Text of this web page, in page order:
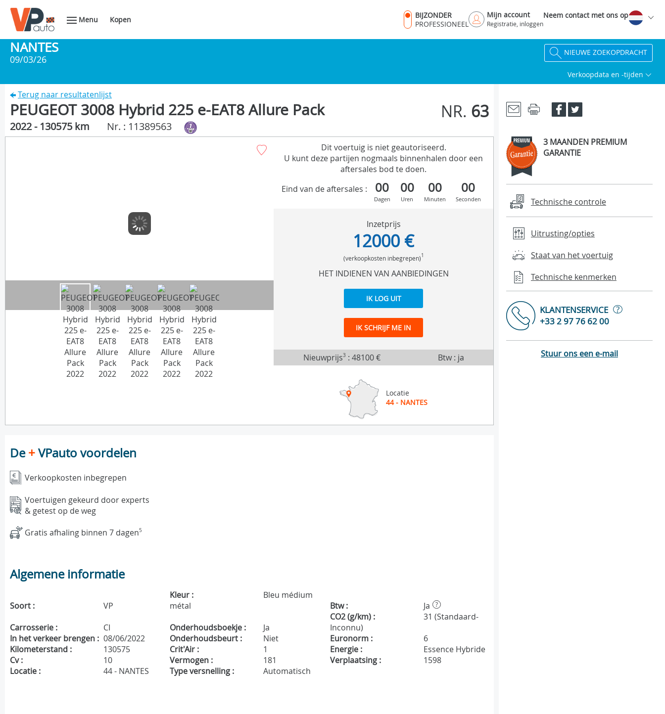
Menu Kopen
BIJZONDER
PROFESSIONEEL
Mijn account
Registratie, inloggen
Neem contact met ons op
NANTES
09/03/26
NIEUWE ZOEKOPDRACHT
Verkoopdata en -tijden
Terug naar resultatenlijst
PEUGEOT 3008 Hybrid 225 e-EAT8 Allure Pack
2022 - 130575 km Nr. : 11389563
NR. 63
Dit voertuig is niet geautoriseerd.
U kunt deze partijen nogmaals binnenhalen door een
aftersales bod te doen.
Eind van de aftersales :
00
Dagen
00
Uren
00
Minuten
00
Seconden
Inzetprijs
12000 €
(verkoopkosten inbegrepen)1
HET INDIENEN VAN AANBIEDINGEN
IK LOG UIT
IK SCHRIJF ME IN
Nieuwprijs3 : 48100 € Btw : ja
Locatie
44 - NANTES
De+VPauto voordelen
Verkoopkosten inbegrepen
Voertuigen gekeurd door experts
& getest op de weg
Gratis afhaling binnen 7 dagen5
Algemene informatie
Soort : VP
Kleur :
Bleu médium
métal
Btw : Ja ?
Carrosserie : CI Onderhoudsboekje : Ja
CO2 (g/km) :
31 (Standaard-
Inconnu)
In het verkeer brengen : 08/06/2022 Onderhoudsbeurt : Niet Euronorm :
6
Kilometerstand :
130575 Crit'Air : 1 Energie :
Essence Hybride
Cv :
10 Vermogen : 181 Verplaatsing :
1598
Locatie :
44 - NANTES Type versnelling : Automatisch
3 MAANDEN PREMIUM
GARANTIE
Technische controle
Uitrusting/opties
Staat van het voertuig
Technische kenmerken
KLANTENSERVICE
?
+33 2 97 76 62 00
Stuur ons een e-mail